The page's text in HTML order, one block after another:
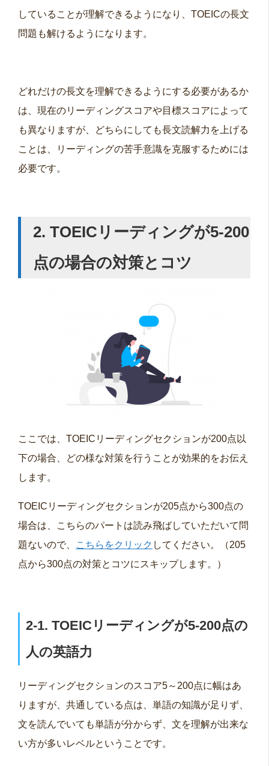
していることが理解できるようになり、TOEICの長文
問題も解けるようになります。
どれだけの長文を理解できるようにする必要があるか
は、現在のリーディングスコアや目標スコアによって
も異なりますが、どちらにしても長文読解力を上げる
ことは、リーディングの苦手意識を克服するためには
必要です。
2. TOEIC リーディングが5-200
点の場合の対策とコツ
ここでは、TOEICリーディングセクションが200点以
下の場合、どの様な対策を行うことが効果的をお伝え
します。
TOEICリーディングセクションが205点から300点の
場合は、こちらのパートは読み飛ばしていただいて問
題ないので、
こちらをクリック してください。（205
点から300点の対策とコツにスキップします。）
2-1. TOEIC リーディングが5-200点の
人の英語力
リーディングセクションのスコア5～200点に幅はあ
りますが、共通している点は、単語の知識が足りず、
文を読んでいても単語が分からず、文を理解が出来な
い方が多いレベルということです。